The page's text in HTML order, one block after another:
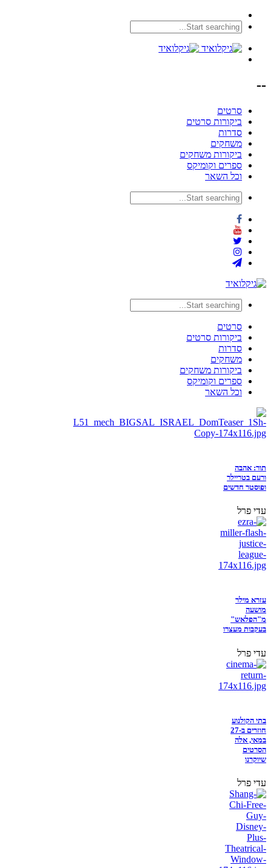
--
סרטים
ביקורות סרטים
סדרות
משחקים
ביקורות משחקים
ספרים וקומיקס
וכל השאר
סרטים
ביקורות סרטים
סדרות
משחקים
ביקורות משחקים
ספרים וקומיקס
וכל השאר
תור: אהבה
ורעם בטריילר
ופוסטר חדשים
עדי פרל
עזרא מילר
מושעה
מ"הפלאש"
בעקבות מעצרו
עדי פרל
בתי הקולנוע
חוזרים ב-27
במאי, אלה
הסרטים
שיוקרנו
עדי פרל